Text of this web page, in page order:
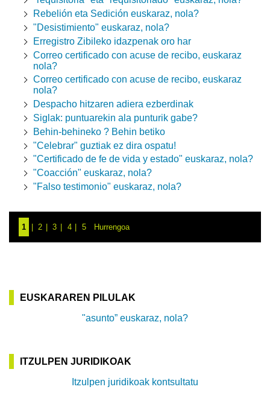
Rebelión eta Sedición euskaraz, nola?
"Desistimiento" euskaraz, nola?
Erregistro Zibileko idazpenak oro har
Correo certificado con acuse de recibo, euskaraz
nola?
Correo certificado con acuse de recibo, euskaraz
nola?
Despacho hitzaren adiera ezberdinak
Siglak: puntuarekin ala punturik gabe?
Behin-behineko ? Behin betiko
"Celebrar" guztiak ez dira ospatu!
"Certificado de fe de vida y estado" euskaraz, nola?
"Coacción" euskaraz, nola?
"Falso testimonio" euskaraz, nola?
1 2 3 4 5 Hurrengoa
EUSKARAREN PILULAK
"asunto” euskaraz, nola?
ITZULPEN JURIDIKOAK
Itzulpen juridikoak kontsultatu